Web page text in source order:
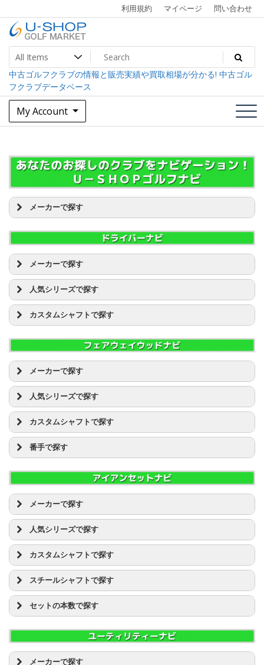
to
content
利用規約 マイページ 問い合わせ
U-SHOP Golf Market dev
中古ゴルフクラブ最大級！U-SHOPゴルフマーケット
中古ゴルフクラブの情報と販売実績や買取相場が分かる! 中古ゴル
フクラブデータベース
My Account
メーカーで探す
EDEL(イーデル) [1]
GTDゴルフプロダクト [4]
L.A.B. GOLF [2]
PXG [14]
RAZZLE DAZZLE(ラズルダズル) [1]
RODDIO(ロッディオ) [1]
RomaRo(ロマロ) [4]
TECH PLUS [1]
USアスリート [2]
WOSS [1]
Waoww [2]
Yes! [3]
advisor [1]
その他 [3]
三浦技研 [2]
イオンスポーツ [2]
エポンゴルフ(EPON) [3]
オデッセイ [30]
カムイ [3]
キャスコ [2]
キャロウェイ [129]
クリーブランド [17]
コブラ [10]
タイトリスト [52]
ダイワ(グローブライド) [2]
ダンロップ [169]
ツアーチャンプ [2]
テーラーメイド [103]
ナイキ [4]
ピン [22]
フォーティーン [20]
プロギア [13]
ホンマ [17]
マジェスティゴルフ(マルマン) [4]
メーカーで探す
BALDO(バルド) [1]
PXG [1]
その他 [1]
キャロウェイ [46]
コブラ [4]
タイトリスト [13]
ダンロップ [53]
ツアーチャンプ [1]
テーラーメイド [48]
ナイキ [2]
ピン [6]
ブリヂストン [26]
プロギア [8]
ホンマ [7]
ムジーク(muziik) [1]
ヤマハ [16]
ヨネックス [2]
リョーマ(RYOMA) ゴルフ [2]
人気シリーズで探す
キャロウェイ EPIC
キャロウェイ ROGUE(ローグ）
キャロウェイ X2 HOT
タイトリスト 913
タイトリスト 915
タイトリスト 917
タイトリスト VG3
ダイワ(グローブライド） ONOFF
ダンロップ ゼクシオ(XXIO)
ダンロップ スリクソン(SRIXON)
テーラーメイド ロケットボールズ(ROCKET BALLZ)
テーラーメイド GLOIRE(グローレ)
テーラーメイド SLDR
ナイキ VAPOR(ヴェイパー)
ピン G30
ピン G400
ピン G410
ブリヂストン JGR
ブリヂストン TOUR B
ブリヂストン PHYZ(ファイズ)
ブリヂストン ツアーステージ Xドライブ
ブリヂストン ツアーステージ VIQ
プロギア egg
プロギア RS
ホンマ BERES
ホンマ TOUR WORLD(ツアーワールド)
ホンマ Be ZEAL(ビジール)
カスタムシャフトで探す
Crime of Angel(クライムオブエンジェル)
ワクチンコンポ
Lanakira Kanaloa
REVE
TRPX(トリプルX)
UST マミヤ ATTAS
UST マミヤ DAAAS
UST マミヤ AUGA
ツアーAD BB
ツアーAD DI
ツアーAD DJ
ツアーAD GP
ツアーAD GT
ツアーAD IZ
ツアーAD MJ
ツアーAD MT
ツアーAD PT
ツアーAD TP
ツアーAD VR
ツアーAD XC
ツアーAD HD
クレイジー
ファイアーエクスプレス
LOOP
デザインチューニング
メーカーで探す
BALDO(バルド) [1]
GTDゴルフプロダクト [1]
TECH PLUS [1]
USアスリート [2]
Waoww [1]
キャロウェイ [28]
タイトリスト [5]
ダンロップ [63]
ツアーチャンプ [1]
テーラーメイド [18]
ナイキ [1]
ピン [2]
ブリヂストン [25]
プロギア [3]
ホンマ [10]
マジェスティゴルフ(マルマン) [2]
マスターズ [1]
マルマン [5]
人気シリーズで探す
キャロウェイ EPIC
キャロウェイ ROGUE(ローグ）
キャロウェイ X HOT
キャロウェイ X2 HOT
タイトリスト 915
タイトリスト 917
タイトリスト VG3
ダイワ(グローブライド） ONOFF
ダンロップ ゼクシオ(XXIO)
ダンロップ スリクソン(SRIXON)
テーラーメイド ロケットボールズ(ROCKET BALLZ)
テーラーメイド GLOIRE(グローレ)
テーラーメイド Mシリーズ
テーラーメイド SLDR
ナイキ VAPOR(ヴェイパー)
ピン G30
ブリヂストン JGR
ブリヂストン TOUR B
カスタムシャフトで探す
Basileus(バシレウス)
Crime of Angel(クライムオブエンジェル)
Lanakira Kanaloa
REVE
TRPX(トリプルX)
UST マミヤ ATTAS
UST マミヤ DAAAS
UST マミヤ AUGA
ツアーAD BB
ツアーAD DI
ツアーAD DJ
ツアーAD EV
ツアーAD GP
ツアーAD GT
ツアーAD MJ
ツアーAD MT
ツアーAD PT
番手で探す
4W
5W
7W
9W
11W
メーカーで探す
BALDO(バルド) [2]
EDEL(イーデル) [1]
GTDゴルフプロダクト [3]
PXG [11]
RODDIO(ロッディオ) [1]
RomaRo(ロマロ) [3]
advisor [1]
三浦技研 [1]
エポンゴルフ(EPON) [2]
キャロウェイ [18]
コブラ [1]
タイトリスト [1]
人気シリーズで探す
キャロウェイ EPIC
キャロウェイ ROGUE(ローグ）
キャロウェイ X HOT
キャロウェイ X2 HOT
キャロウェイ APEX
キャロウェイ X フォージド
タイトリスト AP
タイトリスト CB フォージド
タイトリスト MB フォージド
タイトリスト VG3
カスタムシャフトで探す
UST マミヤ ATTAS
スピーダー
ツアーAD
ディアマナ
MCI
スチールシャフトで探す
D/G
D/G ツアーイシュー
GS95
KBS
NSプロ 850GH
セットの本数で探す
5本セット
6本セット
7本セット
メーカーで探す